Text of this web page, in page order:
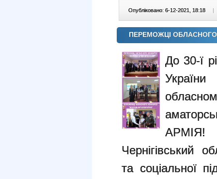
Опубліковано: 6-12-2021, 18:18 |
ПЕРЕМОЖЦІ
До 30-ї
АРМІЯ!
Чернігівський
та соціальної